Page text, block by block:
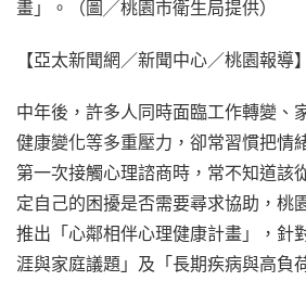
畫」。（圖╱桃園市衛生局提供）
【亞太新聞網／新聞中心／桃園報導】
中年後，許多人同時面臨工作轉變、
健康變化等多重壓力，卻常習慣把情
第一次接觸心理諮商時，常不知道該
定自己的困擾是否需要尋求協助，桃
推出「心鄰相伴心理健康計畫」，針
涯與家庭議題」及「長期疾病與高負